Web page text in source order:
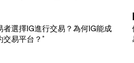
選擇IG進行交易？為何IG能成
易平台？ *